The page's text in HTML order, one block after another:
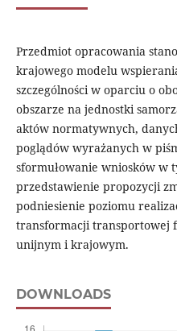
Przedmiot opracowania
krajowego modelu
szczególności w oparciu o
obszarze na jednostki
aktów normatywnych,
poglądów wyrażanych w
sformułowanie wniosków w
przedstawienie propozycji
podniesienie poziomu
transformacji transportowej
unijnym i krajowym.
DOWNLOADS